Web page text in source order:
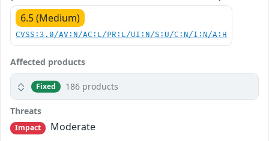
6.5 (Medium)
CVSS:3.0/AV:N/AC:L/PR:L/UI:N/S:U/C:N/I:N/A:H
Affected products
Fixed 186 products
Threats
Impact
Moderate